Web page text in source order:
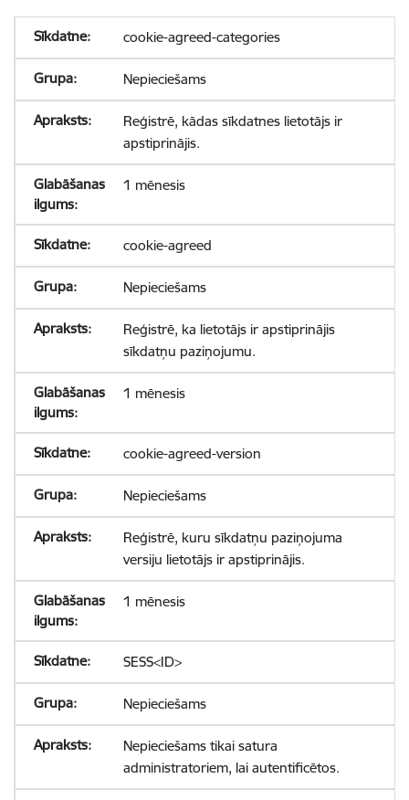
cookie-agreed-categories
Nepieciešams
Reģistrē, kādas sīkdatnes lietotājs ir
apstiprinājis.
1 mēnesis
cookie-agreed
Nepieciešams
Reģistrē, ka lietotājs ir apstiprinājis
sīkdatņu paziņojumu.
1 mēnesis
cookie-agreed-version
Nepieciešams
Reģistrē, kuru sīkdatņu paziņojuma
versiju lietotājs ir apstiprinājis.
1 mēnesis
SESS<ID>
Nepieciešams
Nepieciešams tikai satura
administratoriem, lai autentificētos.